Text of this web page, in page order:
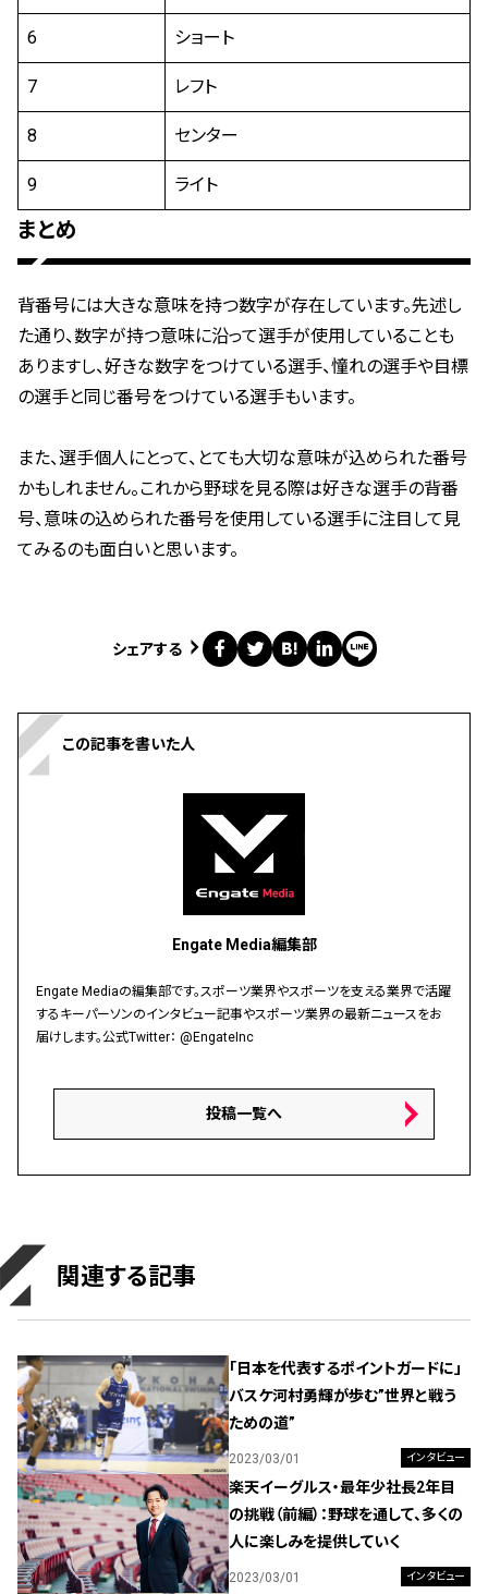
6 ショート
7 レフト
8 センター
9 ライト
まとめ
背番号には大きな意味を持つ数字が存在しています。先述し
た通り、数字が持つ意味に沿って選手が使用していることも
ありますし、好きな数字をつけている選手、憧れの選手や目標
の選手と同じ番号をつけている選手もいます。
また、選手個人にとって、とても大切な意味が込められた番号
かもしれません。これから野球を見る際は好きな選手の背番
号、意味の込められた番号を使用している選手に注目して見
てみるのも面白いと思います。
シェアする
この記事を書いた人
Engate Media編集部
Engate Mediaの編集部です。スポーツ業界やスポーツを支える業界で活躍
するキーパーソンのインタビュー記事やスポーツ業界の最新ニュースをお
届けします。公式Twitter： @EngateInc
投稿一覧へ
関連する記事
「日本を代表するポイントガードに」
バスケ河村勇輝が歩む”世界と戦う
ための道”
2023/03/01 インタビュー
楽天イーグルス・最年少社長2年目
の挑戦（前編）：野球を通して、多くの
人に楽しみを提供していく
2023/03/01 インタビュー